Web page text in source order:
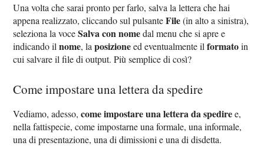
Una volta che sarai pronto per farlo, salva la lettera che hai
appena realizzato, cliccando sul pulsanteFile(in alto a sinistra),
seleziona la voceSalva con nomedal menu che si apre e
indicando ilnome, laposizioneed eventualmente ilformatoin
cui salvare il file di output. Più semplice di così?
Come impostare una lettera da spedire
Vediamo, adesso,come impostare una lettera da spediree,
nella fattispecie, come impostarne una formale, una informale,
una di presentazione, una di dimissioni e una di disdetta.